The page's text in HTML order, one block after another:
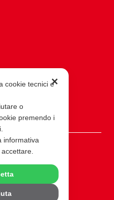
✕
cookie tecnici e
o
premendo i
informativa